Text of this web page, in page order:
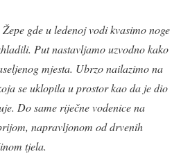
gde u ledenoj vodi kvasimo noge
Put nastavljamo uzvodno kako
mjesta. Ubrzo nailazimo na
se uklopila u prostor kao da je dio
Do same riječne vodenice na
napravljonom od drvenih
tjela.